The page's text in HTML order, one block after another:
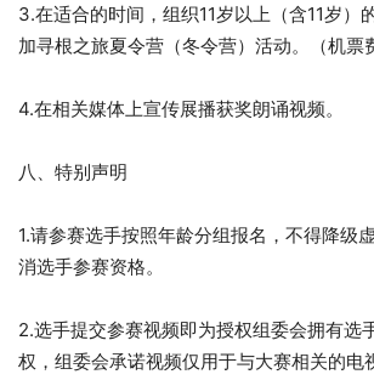
3.在适合的时间，组织11岁以上（含11岁）
加寻根之旅夏令营（冬令营）活动。（机票
4.在相关媒体上宣传展播获奖朗诵视频。
八、特别声明
1.请参赛选手按照年龄分组报名，不得降级
消选手参赛资格。
2.选手提交参赛视频即为授权组委会拥有选
权，组委会承诺视频仅用于与大赛相关的电